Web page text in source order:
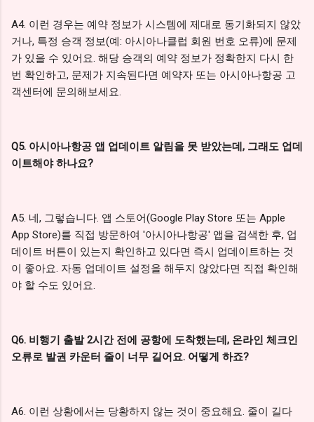
A4. 이런 경우는 예약 정보가 시스템에 제대로 동기화되지 않았
거나, 특정 승객 정보(예: 아시아나클럽 회원 번호 오류)에 문제
가 있을 수 있어요. 해당 승객의 예약 정보가 정확한지 다시 한
번 확인하고, 문제가 지속된다면 예약자 또는 아시아나항공 고
객센터에 문의해보세요.
Q5. 아시아나항공 앱 업데이트 알림을 못 받았는데, 그래도 업데
이트해야 하나요?
A5. 네, 그렇습니다. 앱 스토어(Google Play Store 또는 Apple
App Store)를 직접 방문하여 '아시아나항공' 앱을 검색한 후, 업
데이트 버튼이 있는지 확인하고 있다면 즉시 업데이트하는 것
이 좋아요. 자동 업데이트 설정을 해두지 않았다면 직접 확인해
야 할 수도 있어요.
Q6. 비행기 출발 2시간 전에 공항에 도착했는데, 온라인 체크인
오류로 발권 카운터 줄이 너무 길어요. 어떻게 하죠?
A6. 이런 상황에서는 당황하지 않는 것이 중요해요. 줄이 길다